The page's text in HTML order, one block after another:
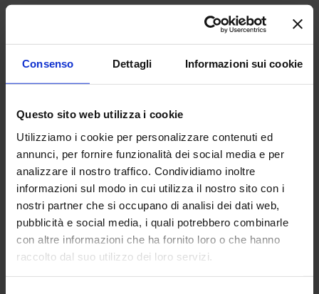
Consenso Dettagli Informazioni sui cookie
Questo sito web utilizza i cookie
Utilizziamo i cookie per personalizzare contenuti ed
annunci, per fornire funzionalità dei social media e per
analizzare il nostro traffico. Condividiamo inoltre
informazioni sul modo in cui utilizza il nostro sito con i
nostri partner che si occupano di analisi dei dati web,
pubblicità e social media, i quali potrebbero combinarle
con altre informazioni che ha fornito loro o che hanno
raccolto dal suo utilizzo dei loro servizi.
effettuata da terzi
1, della decisione di esecuzione UE 2018/1523 della
Commissione).
La dichiarazione è stata riesaminata da ultimo
riesaminare periodicamente (con frequenza almeno
annuale) l’esattezza delle affermazioni contenute nella
presente dichiarazione di accessibilità.
Feedback e informazioni di
contatto
È possibile segnalare eventuali difetti nei requisiti di
accessibilità, richiedere informazioni e contenuti non
accessibili o inviare suggerimenti, utilizzando il seguente